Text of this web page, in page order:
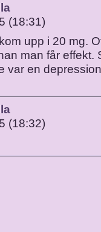
(18:31)
upp i 20 mg.
man får effekt.
var en
(18:32)